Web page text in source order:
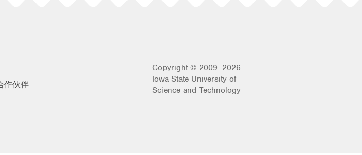
作伙伴
Copyright © 2009–2026
Iowa State University of
Science and Technology